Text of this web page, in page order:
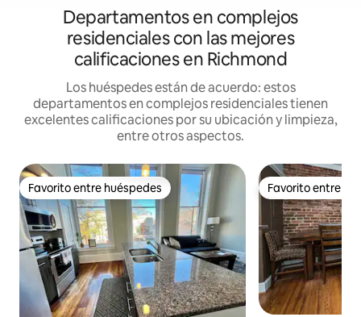
Departamentos en complejos
residenciales con las mejores
calificaciones en Richmond
Los huéspedes están de acuerdo: estos
departamentos en complejos residenciales tienen
excelentes calificaciones por su ubicación y limpieza,
entre otros aspectos.
Favorito entre huéspedes
Favorito entre huéspedes Favorito entre
Favorito entre